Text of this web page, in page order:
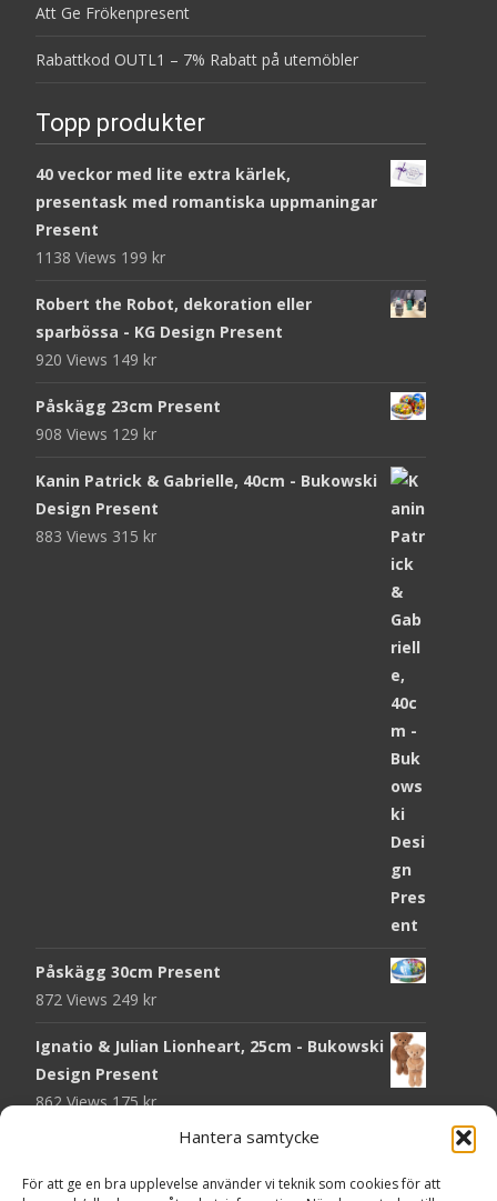
Hantera samtycke
För att ge en bra upplevelse använder vi teknik som cookies för att
Att Ge Frökenpresent
Rabattkod OUTL1 – 7% Rabatt på utemöbler
Topp produkter
40 veckor med lite extra kärlek,
presentask med romantiska uppmaningar
Present
1138 Views 199 kr
Robert the Robot, dekoration eller
sparbössa - KG Design Present
920 Views 149 kr
Påskägg 23cm Present
908 Views 129 kr
Kanin Patrick & Gabrielle, 40cm - Bukowski
Design Present
883 Views 315 kr
Påskägg 30cm Present
872 Views 249 kr
Ignatio & Julian Lionheart, 25cm - Bukowski
Design Present
862 Views175kr
Chokladmynt Påskmotiv Present
819 Views
Powered by WordPress, Themei-craftby TemplatesNext.